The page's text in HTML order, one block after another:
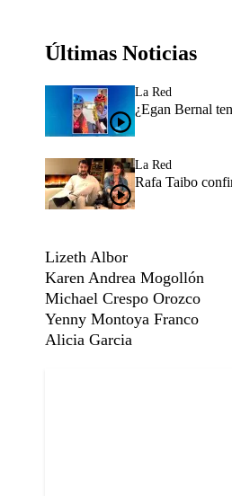
Últimas Noticias
La Red
¿Egan Bernal
La Red
Rafa Taibo
Lizeth Albor
Karen Andrea Mogollón
Michael Crespo Orozco
Yenny Montoya Franco
Alicia Garcia